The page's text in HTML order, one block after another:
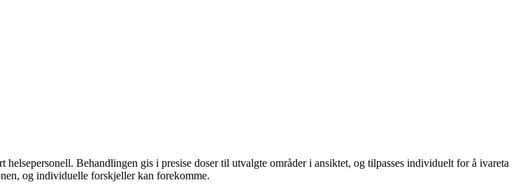
Behandlingen gis i presise doser til utvalgte områder i ansiktet, og tilpasses individuelt for å ivareta
og individuelle forskjeller kan forekomme.